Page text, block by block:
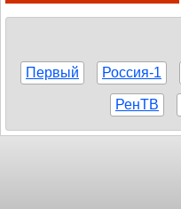
Первый Россия-1
РенТВ